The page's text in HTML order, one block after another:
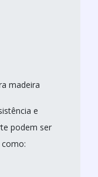
madeira
e
podem ser